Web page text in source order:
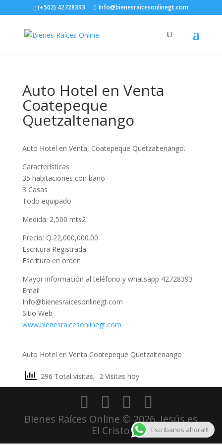
(+502) 42728393 Info@bienesraicesonlinegt.com
Auto Hotel en Venta
Coatepeque
Quetzaltenango
Auto Hotel en Venta, Coatepeque Quetzaltenango.
Características:
35 habitaciones con baño
3 Casas
Todo equipado
Medida: 2,500 mts2
Precio: Q.22,000,000.00
Escritura Registrada
Escritura en orden
Mayor información al teléfono y whatsapp 42728393
Email
Info@bienesraicesonlinegt.com
Sitio Web
www.bienesraicesonlinegt.com
Auto Hotel en Venta Coatepeque Quetzaltenango
296 Total visitas, 2 Visitas hoy
Bienes Raíces Online © 2026. Jesús es
El Cristo
Escribanos ahora!!!